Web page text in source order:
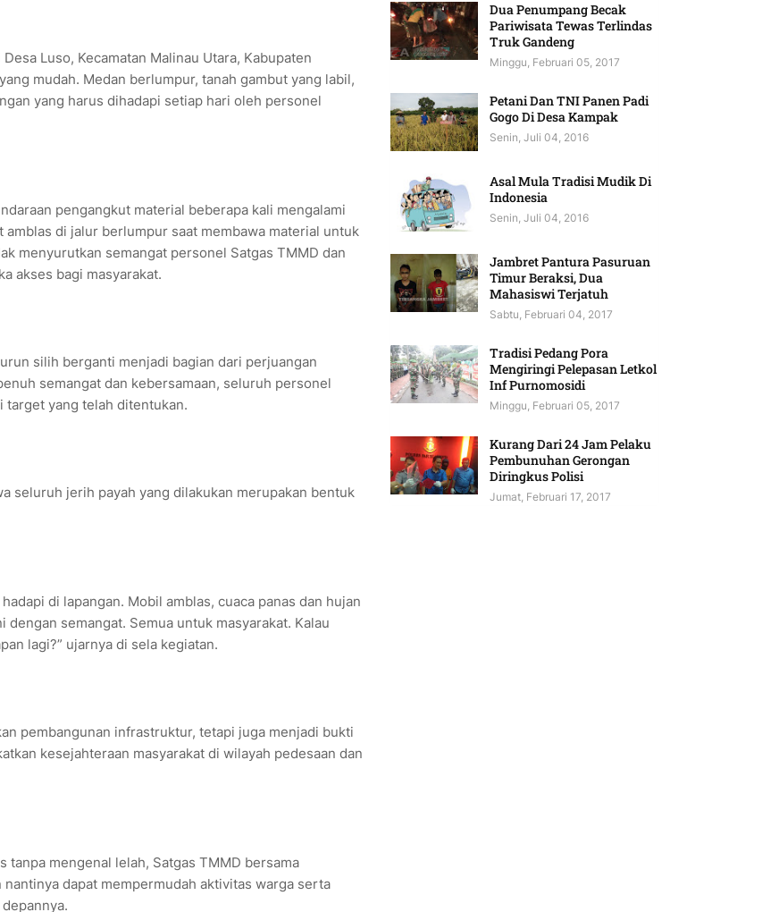
Luso, Kecamatan Malinau Utara, Kabupaten
mudah. Medan berlumpur, tanah gambut yang labil,
yang harus dihadapi setiap hari oleh personel
pengangkut material beberapa kali mengalami
di jalur berlumpur saat membawa material untuk
menyurutkan semangat personel Satgas TMMD dan
akses bagi masyarakat.
silih berganti menjadi bagian dari perjuangan
semangat dan kebersamaan, seluruh personel
target yang telah ditentukan.
seluruh jerih payah yang dilakukan merupakan bentuk
di lapangan. Mobil amblas, cuaca panas dan hujan
semangat. Semua untuk masyarakat. Kalau
lagi?” ujarnya di sela kegiatan.
pembangunan infrastruktur, tetapi juga menjadi bukti
kesejahteraan masyarakat di wilayah pedesaan dan
mengenal lelah, Satgas TMMD bersama
dapat mempermudah aktivitas warga serta
Dua Penumpang Becak
Pariwisata Tewas Terlindas
Truk Gandeng
Minggu, Februari 05, 2017
Petani Dan TNI Panen Padi
Gogo Di Desa Kampak
Senin, Juli 04, 2016
Asal Mula Tradisi Mudik Di
Indonesia
Senin, Juli 04, 2016
Jambret Pantura Pasuruan
Timur Beraksi, Dua
Mahasiswi Terjatuh
Sabtu, Februari 04, 2017
Tradisi Pedang Pora
Mengiringi Pelepasan Letkol
Inf Purnomosidi
Minggu, Februari 05, 2017
Kurang Dari 24 Jam Pelaku
Pembunuhan Gerongan
Diringkus Polisi
Jumat, Februari 17, 2017